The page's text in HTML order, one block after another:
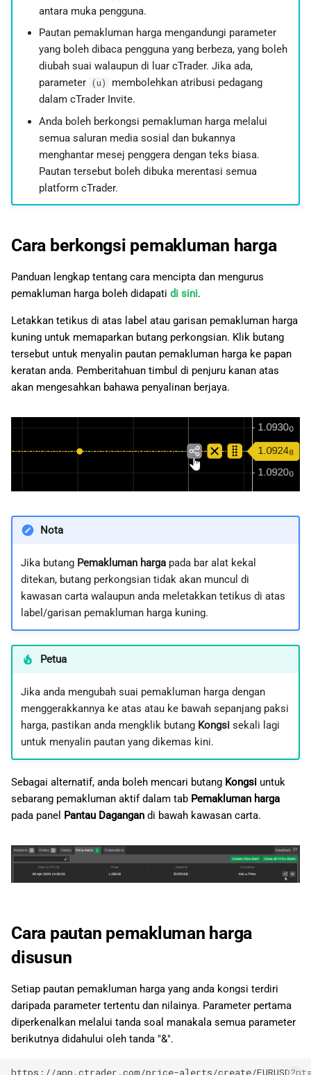
antara muka pengguna.
Pautan pemakluman harga mengandungi parameter
yang boleh dibaca pengguna yang berbeza, yang boleh
diubah suai walaupun di luar cTrader. Jika ada,
parameter (u)
membolehkan atribusi pedagang
dalam cTrader Invite.
Anda boleh berkongsi pemakluman harga melalui
semua saluran media sosial dan bukannya
menghantar mesej penggera dengan teks biasa.
Pautan tersebut boleh dibuka merentasi semua
platform cTrader.
Cara berkongsi pemakluman harga
Panduan lengkap tentang cara mencipta dan mengurus
pemakluman harga boleh didapati di sini.
Letakkan tetikus di atas label atau garisan pemakluman harga
kuning untuk memaparkan butang perkongsian. Klik butang
tersebut untuk menyalin pautan pemakluman harga ke papan
keratan anda. Pemberitahuan timbul di penjuru kanan atas
akan mengesahkan bahawa penyalinan berjaya.
Nota
Jika butang Pemakluman hargapada bar alat kekal
ditekan, butang perkongsian tidak akan muncul di
kawasan carta walaupun anda meletakkan tetikus di atas
label/garisan pemakluman harga kuning.
Petua
Jika anda mengubah suai pemakluman harga dengan
menggerakkannya ke atas atau ke bawah sepanjang paksi
harga, pastikan anda mengklik butang Kongsisekali lagi
untuk menyalin pautan yang dikemas kini.
Sebagai alternatif, anda boleh mencari butang Kongsi untuk
sebarang pemakluman aktif dalam tab Pemakluman harga
pada panel Pantau Dagangan di bawah kawasan carta.
Cara pautan pemakluman harga
disusun
Setiap pautan pemakluman harga yang anda kongsi terdiri
daripada parameter tertentu dan nilainya. Parameter pertama
diperkenalkan melalui tanda soal manakala semua parameter
berikutnya didahului oleh tanda "&".